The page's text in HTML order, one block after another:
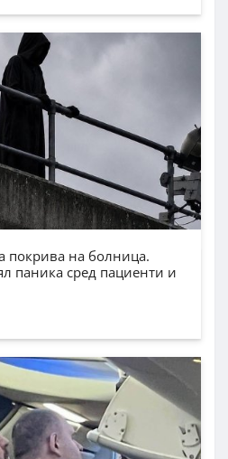
покрива на болница.
паника сред пациенти и